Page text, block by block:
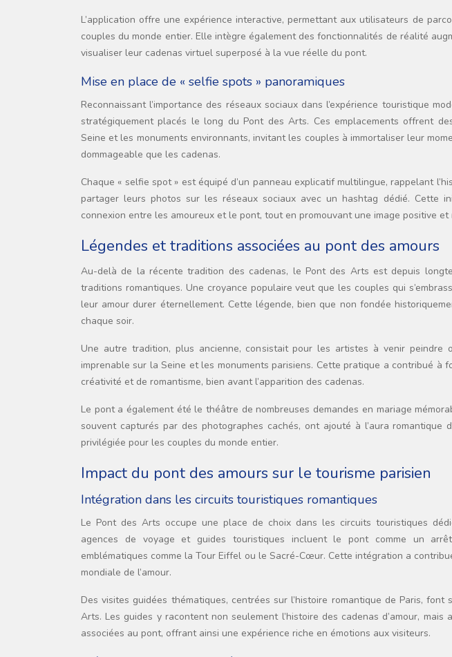
L’application offre une expérience interactive, permettant aux utilisateurs de
couples du monde entier. Elle intègre également des fonctionnalités de réalité
visualiser leur cadenas virtuel superposé à la vue réelle du pont.
Mise en place de « selfie spots » panoramiques
Reconnaissant l’importance des réseaux sociaux dans l’expérience touristique
stratégiquement placés le long du Pont des Arts. Ces emplacements offrent
Seine et les monuments environnants, invitant les couples à immortaliser leur
dommageable que les cadenas.
Chaque « selfie spot » est équipé d’un panneau explicatif multilingue, rappelant
partager leurs photos sur les réseaux sociaux avec un hashtag dédié. Cette
connexion entre les amoureux et le pont, tout en promouvant une image positive et
Légendes et traditions associées au pont des amours
Au-delà de la récente tradition des cadenas, le Pont des Arts est depuis
traditions romantiques. Une croyance populaire veut que les couples qui
leur amour durer éternellement. Cette légende, bien que non fondée
chaque soir.
Une autre tradition, plus ancienne, consistait pour les artistes à venir
imprenable sur la Seine et les monuments parisiens. Cette pratique a contribué à
créativité et de romantisme, bien avant l’apparition des cadenas.
Le pont a également été le théâtre de nombreuses demandes en mariage
souvent capturés par des photographes cachés, ont ajouté à l’aura
privilégiée pour les couples du monde entier.
Impact du pont des amours sur le tourisme parisien
Intégration dans les circuits touristiques romantiques
Le Pont des Arts occupe une place de choix dans les circuits touristiques
agences de voyage et guides touristiques incluent le pont comme un
emblématiques comme la Tour Eiffel ou le Sacré-Cœur. Cette intégration a
mondiale de l’amour.
Des visites guidées thématiques, centrées sur l’histoire romantique de Paris,
Arts. Les guides y racontent non seulement l’histoire des cadenas d’amour,
associées au pont, offrant ainsi une expérience riche en émotions aux visiteurs.